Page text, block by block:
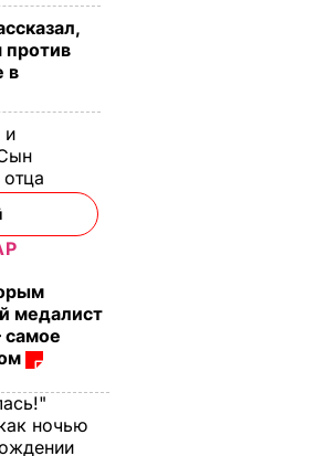
против
в
и
медалист
самое
ночью